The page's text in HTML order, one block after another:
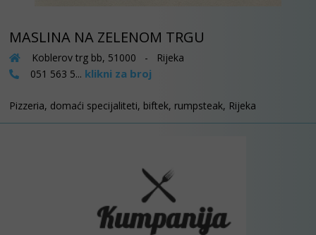
MASLINA NA ZELENOM TRGU
Koblerov trg bb, 51000 - Rijeka
051 563 5... klikni za broj
Pizzeria, domaći specijaliteti, biftek, rumpsteak, Rijeka